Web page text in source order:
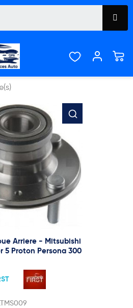

Arriere - Mitsubishi
5 Proton Persona 300